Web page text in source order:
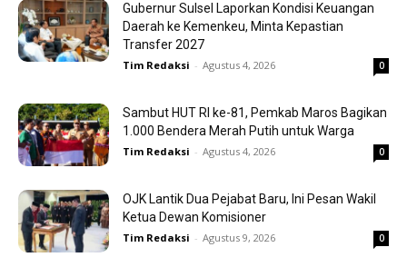
Gubernur Sulsel Laporkan Kondisi Keuangan
Daerah ke Kemenkeu, Minta Kepastian
Transfer 2027
Tim Redaksi - Agustus 4, 2026 0
Sambut HUT RI ke-81, Pemkab Maros Bagikan
1.000 Bendera Merah Putih untuk Warga
Tim Redaksi - Agustus 4, 2026 0
OJK Lantik Dua Pejabat Baru, Ini Pesan Wakil
Ketua Dewan Komisioner
Tim Redaksi - Agustus 9, 2026 0